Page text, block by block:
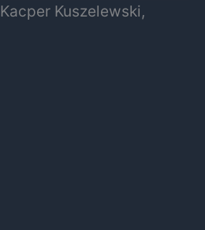
Kacper Kuszelewski,